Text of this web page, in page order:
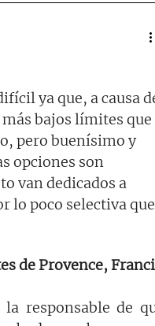
ya que, a causa
bajos límites que
pero buenísimo y
opciones son
van dedicados a
lo poco selectiva que
de Provence,
la responsable de